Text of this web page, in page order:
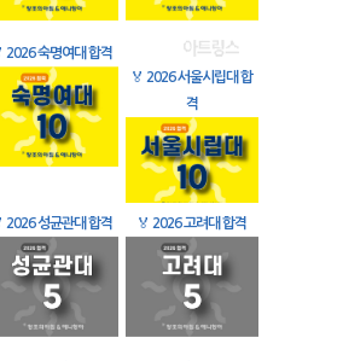
2026 숙명여대 합격
🏅 2026 서울시립대 합
격
2026 성균관대 합격 🏅 2026 고려대 합격